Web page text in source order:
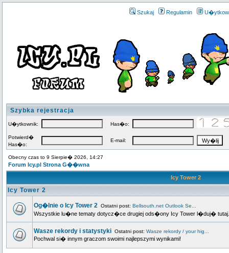
Szukaj Regulamin
Szybka rejestracja
U�ytkownik: Has�o:
Potwierd�
Has�o:
E-mail:
Obecny czas to 9 Sierpie� 2026, 14:27
Forum Icy.pl Strona G��wna
Icy Tower 2
Icy Tower 2
Og�lnie o Icy Tower 2 Ostatni post: Bellsouth.net Outlook Se...
Wszystkie lu�ne tematy dotycz�ce drugiej ods�ony Icy Tower l�duj� tutaj.
Wasze rekordy i statystyki Ostatni post: Wasze rekordy / your hig...
Pochwal si� innym graczom swoimi najlepszymi wynikami!